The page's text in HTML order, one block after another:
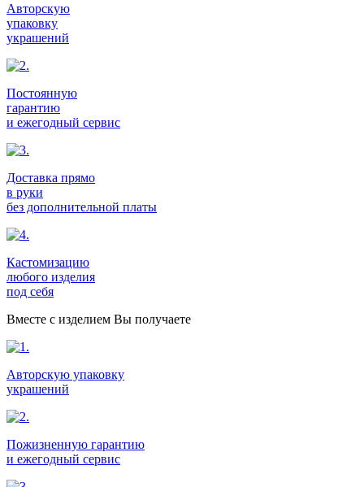
Авторскую
упаковку
украшений
Постоянную
гарантию
и ежегодный сервис
Доставка прямо
в руки
без дополнительной платы
Кастомизацию
любого изделия
под себя
Вместе с изделием Вы получаете
Авторскую упаковку
украшений
Пожизненную гарантию
и ежегодный сервис